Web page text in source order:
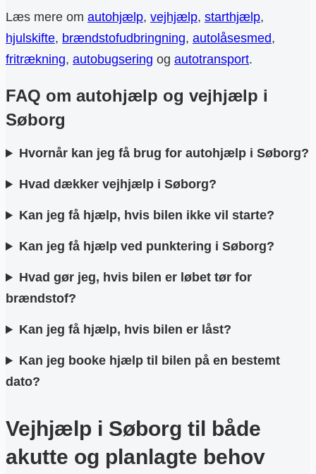
Læs mere om autohjælp, vejhjælp, starthjælp,
hjulskifte, brændstofudbringning, autolåsesmed,
fritrækning, autobugsering og autotransport.
FAQ om autohjælp og vejhjælp i
Søborg
Hvornår kan jeg få brug for autohjælp i Søborg?
Hvad dækker vejhjælp i Søborg?
Kan jeg få hjælp, hvis bilen ikke vil starte?
Kan jeg få hjælp ved punktering i Søborg?
Hvad gør jeg, hvis bilen er løbet tør for
brændstof?
Kan jeg få hjælp, hvis bilen er låst?
Kan jeg booke hjælp til bilen på en bestemt
dato?
Vejhjælp i Søborg til både
akutte og planlagte behov